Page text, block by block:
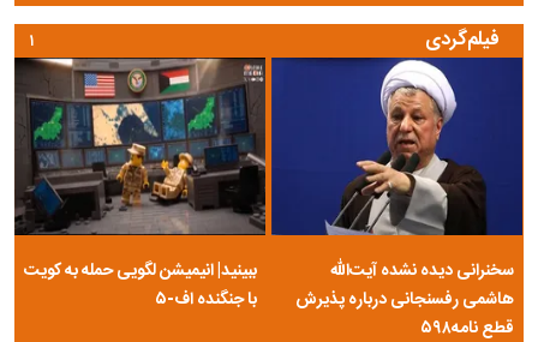
فیلم‌گردی
سخنرانی دیده نشده آیت‌الله
هاشمی رفسنجانی درباره پذیرش
قطع نامه۵۹۸
ببینید| انیمیشن لگویی حمله به کویت
با جنگنده اف-۵
۱